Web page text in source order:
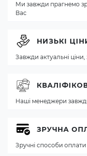
Ми завжди прагнемо
Вас
НИЗЬКІ
Завжди актуальні ціни,
Наші менеджери
ЗРУЧНА
Зручні способи